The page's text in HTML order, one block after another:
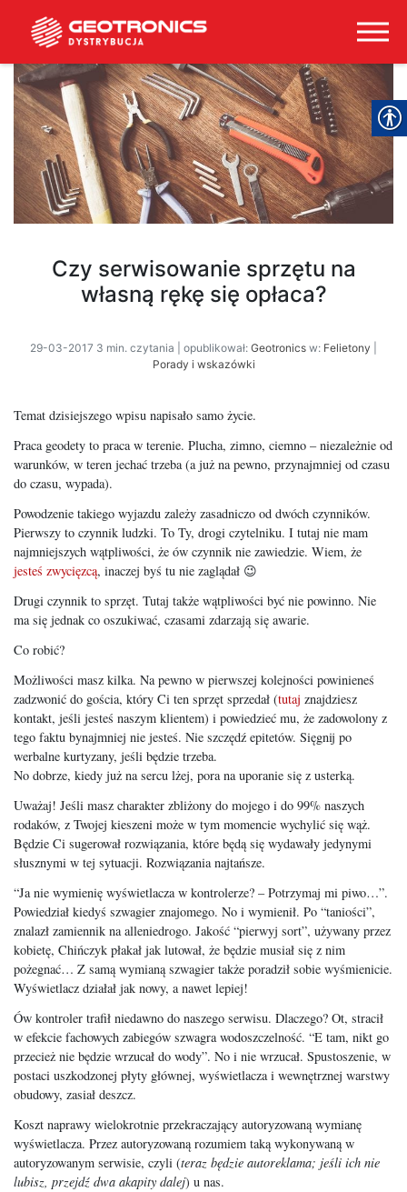
Czy serwisowanie sprzętu na
własną rękę się opłaca?
29-03-2017 3 min. czytania | opublikował: Geotronics w: Felietony
Porady i wskazówki
Temat dzisiejszego wpisu napisało samo życie.
Praca geodety to praca w terenie. Plucha, zimno, ciemno – niezależnie od
warunków, w teren jechać trzeba (a już na pewno, przynajmniej od czasu
do czasu, wypada).
Powodzenie takiego wyjazdu zależy zasadniczo od dwóch czynników.
Pierwszy to czynnik ludzki. To Ty, drogi czytelniku. I tutaj nie mam
najmniejszych wątpliwości, że ów czynnik nie zawiedzie. Wiem, że
jesteś zwycięzcą, inaczej byś tu nie zaglądał 😉
Drugi czynnik to sprzęt. Tutaj także wątpliwości być nie powinno. Nie
ma się jednak co oszukiwać, czasami zdarzają się awarie.
Co robić?
Możliwości masz kilka. Na pewno w pierwszej kolejności powinieneś
zadzwonić do gościa, który Ci ten sprzęt sprzedał (tutaj znajdziesz
kontakt, jeśli jesteś naszym klientem) i powiedzieć mu, że zadowolony z
tego faktu bynajmniej nie jesteś. Nie szczędź epitetów. Sięgnij po
werbalne kurtyzany, jeśli będzie trzeba.
No dobrze, kiedy już na sercu lżej, pora na uporanie się z usterką.
Uważaj! Jeśli masz charakter zbliżony do mojego i do 99% naszych
rodaków, z Twojej kieszeni może w tym momencie wychylić się wąż.
Będzie Ci sugerował rozwiązania, które będą się wydawały jedynymi
słusznymi w tej sytuacji. Rozwiązania najtańsze.
“Ja nie wymienię wyświetlacza w kontrolerze? – Potrzymaj mi piwo…”.
Powiedział kiedyś szwagier znajomego. No i wymienił. Po “taniości”,
znalazł zamiennik na alleniedrogo. Jakość “pierwyj sort”, używany przez
kobietę, Chińczyk płakał jak lutował, że będzie musiał się z nim
pożegnać… Z samą wymianą szwagier także poradził sobie wyśmienicie.
Wyświetlacz działał jak nowy, a nawet lepiej!
Ów kontroler trafił niedawno do naszego serwisu. Dlaczego? Ot, stracił
w efekcie fachowych zabiegów szwagra wodoszczelność. “E tam, nikt go
przecież nie będzie wrzucał do wody”. No i nie wrzucał. Spustoszenie, w
postaci uszkodzonej płyty głównej, wyświetlacza i wewnętrznej warstwy
obudowy, zasiał deszcz.
Koszt naprawy wielokrotnie przekraczający autoryzowaną wymianę
wyświetlacza. Przez autoryzowaną rozumiem taką wykonywaną w
autoryzowanym serwisie, czyli (teraz będzie autoreklama; jeśli ich nie
lubisz, przejdź dwa akapity dalej) u nas.